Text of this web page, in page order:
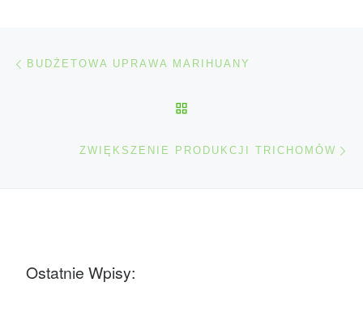
Nawigacja wpisu
BUDŻETOWA UPRAWA MARIHUANY
ZWIĘKSZENIE PRODUKCJI TRICHOMÓW
Ostatnie Wpisy: